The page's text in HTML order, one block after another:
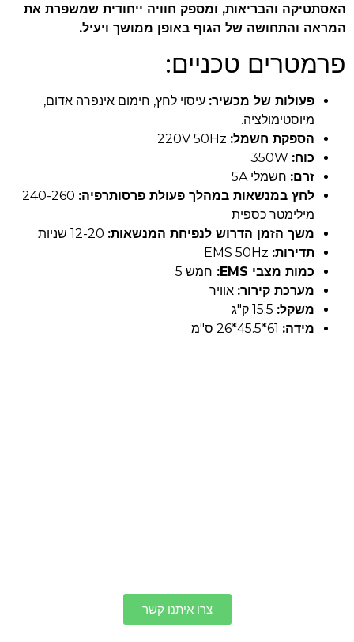
האסתטיקה והבריאות, ומספק חוויה ייחודית שמשפרת את
המראה והתחושה של הגוף באופן ממושך ויעיל.
פרמטרים טכניים:
פעולות של מכשיר: עיסוי לחץ, חימום אינפרה אדום,
מיוסטימולציה.
הספקת חשמל:
כוח:
זרם: חשמלי 5A
לחץ במנשאות במהלך פעולת פרסותרפיה: 240-260
מילימטר כספית
משך הזמן הדרוש לנפיחת המנשאות:
תדירות:
כמות מצבי EMS:
חמש 5
מערכת קירור: אוויר
משקל:
מידה:
צרו איתנו קשר